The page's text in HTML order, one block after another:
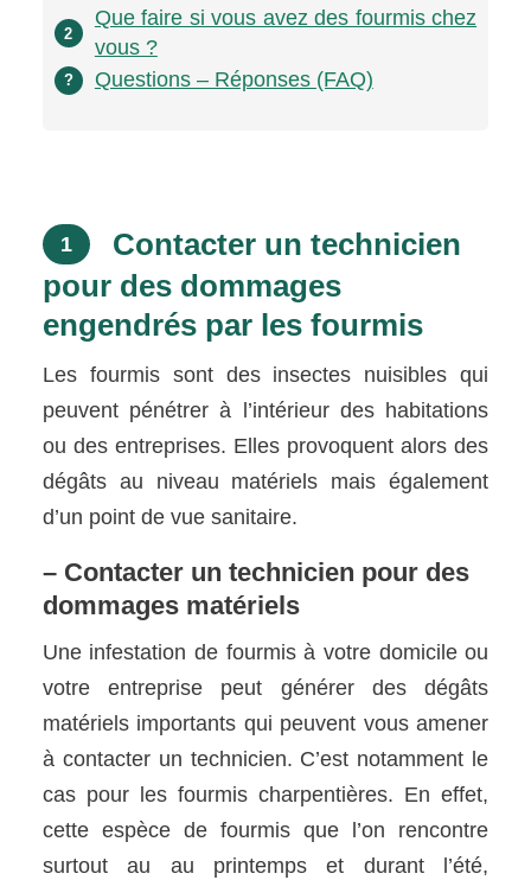
2
Que faire si vous avez des fourmis chez
vous ?
? Questions – Réponses (FAQ)
1
Contacter un technicien
pour des dommages
engendrés par les fourmis
Les fourmis sont des insectes nuisibles qui
peuvent pénétrer à l’intérieur des habitations
ou des entreprises. Elles provoquent alors des
dégâts au niveau matériels mais également
d’un point de vue sanitaire.
– Contacter un technicien pour des
dommages matériels
Une infestation de fourmis à votre domicile ou
votre entreprise peut générer des dégâts
matériels importants qui peuvent vous amener
à contacter un technicien. C’est notamment le
cas pour les fourmis charpentières. En effet,
cette espèce de fourmis que l’on rencontre
surtout au au printemps et durant l’été,